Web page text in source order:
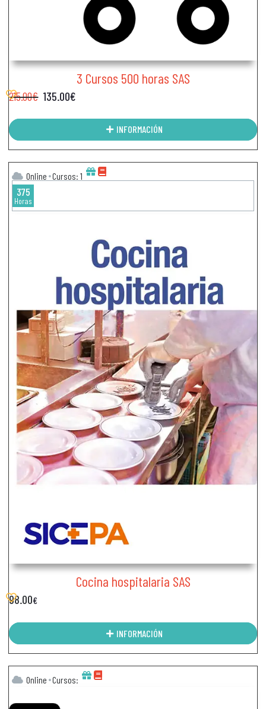
3 Cursos 500 horas SAS
215.00€ 135.00€
INFORMACIÓN
Online Cursos: 1
375
Horas
Cocina hospitalaria SAS
98.00€
INFORMACIÓN
Online Cursos: